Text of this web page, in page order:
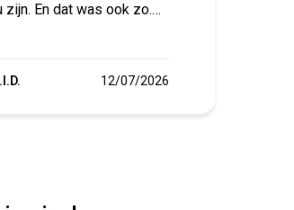
zijn. En dat was ook zo.
ik nodig had bij
maat brievenbusdoos.
reacties. Bedankt.
12/07/2026